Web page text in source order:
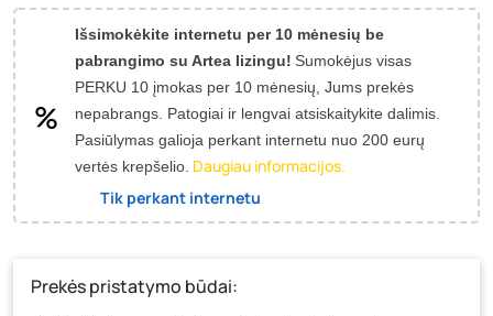
Išsimokėkite internetu per 10 mėnesių be
pabrangimo su Artea lizingu! Sumokėjus visas
PERKU 10 įmokas per 10 mėnesių, Jums prekės
nepabrangs. Patogiai ir lengvai atsiskaitykite dalimis.
Pasiūlymas galioja perkant internetu nuo 200 eurų
vertės krepšelio. Daugiau informacijos.
Tik perkant internetu
Prekės pristatymo būdai: